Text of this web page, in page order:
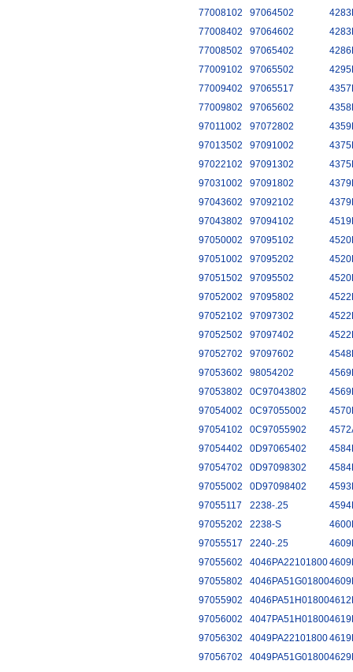
77008102
97064502
77008402
97064602
77008502
97065402
77009102
97065502
77009402
97065517
77009802
97065602
97011002
97072802
97013502
97091002
97022102
97091302
97031002
97091802
97043602
97092102
97043802
97094102
97050002
97095102
97051002
97095202
97051502
97095502
97052002
97095802
97052102
97097302
97052502
97097402
97052702
97097602
97053602
98054202
97053802
0C97043802
97054002
0C97055002
97054102
0C97055902
97054402
0D97065402
97054702
0D97098302
97055002
0D97098402
97055117
2238-.25
97055202
2238-S
97055517
2240-.25
97055602
4046PA22101800
97055802
4046PA51G01800
97055902
4046PA51H01800
97056002
4047PA51H01800
97056302
4049PA22101800
97056702
4049PA51G01800